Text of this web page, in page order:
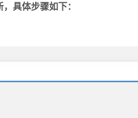
具体步骤如下：